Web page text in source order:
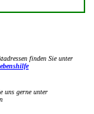
finden Sie unter
uns gerne unter